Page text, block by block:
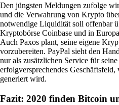
Den jüngsten Meldungen zufolge
und die Verwahrung von Krypto
notwendige Liquidität soll offenbar
Kryptobörse Coinbase und in
Auch Paxos plant, seine eigene
vorzubereiten. PayPal sieht den
nur als zusätzlichen Service für
erfolgversprechendes
generiert wird.
Fazit: 2020 finden Bitcoin